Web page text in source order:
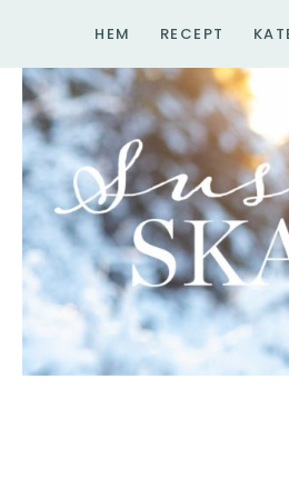
innehåll
HEM RECEPT